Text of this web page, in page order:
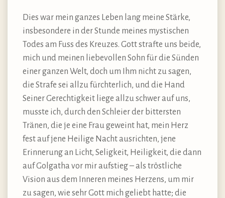
Dies war mein ganzes Leben lang meine Stärke,
insbesondere in der Stunde meines mystischen
Todes am Fuss des Kreuzes. Gott strafte uns beide,
mich und meinen liebevollen Sohn für die Sünden
einer ganzen Welt, doch um Ihm nicht zu sagen,
die Strafe sei allzu fürchterlich, und die Hand
Seiner Gerechtigkeit liege allzu schwer auf uns,
musste ich, durch den Schleier der bittersten
Tränen, die je eine Frau geweint hat, mein Herz
fest auf jene Heilige Nacht ausrichten, jene
Erinnerung an Licht, Seligkeit, Heiligkeit, die dann
auf Golgatha vor mir aufstieg – als tröstliche
Vision aus dem Inneren meines Herzens, um mir
zu sagen, wie sehr Gott mich geliebt hatte; die